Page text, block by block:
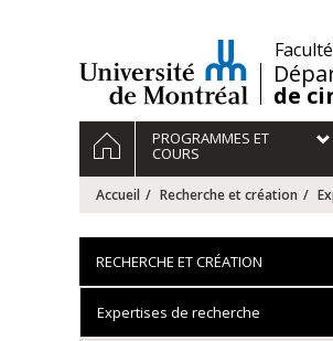
/
de
Navigation
principale
ACCUEILPROGRAMMES ET
COURS
Accueil Recherche et création
RECHERCHE ET CRÉATION
Expertises de recherche